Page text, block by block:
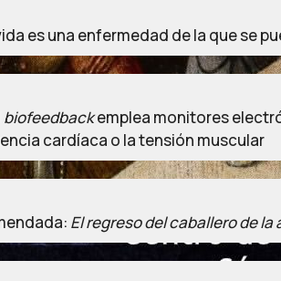
es una enfermedad de la que se
biofeedbackemplea monitores
cardíaca o la tensión muscular
El regreso del caballero de